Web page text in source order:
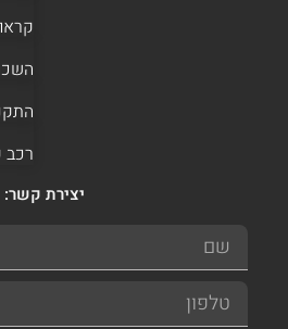
רכב
יצירת קשר: